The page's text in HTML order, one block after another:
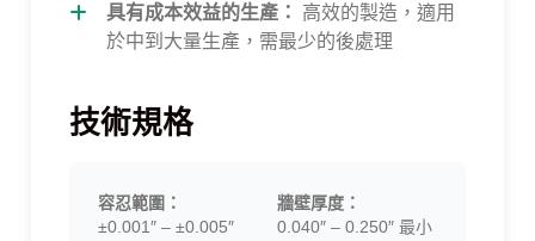
具有成本效益的生產：
高效的製造，適用
於中到大量生產，需最少的後處理
技術規格
容忍範圍：
±0.001″ – ±0.005″
牆壁厚度：
0.040″ – 0.250″ 最小